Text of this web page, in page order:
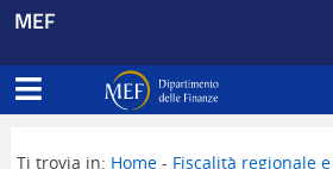
MEF
Apri menu principale
Dipartimento delle
Ti trovia in: Home- Fiscalità regionale